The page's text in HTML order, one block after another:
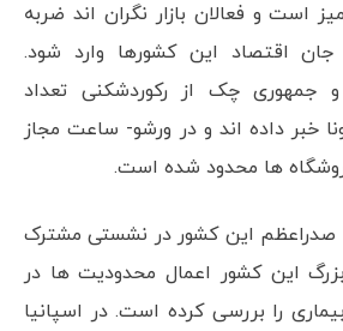
است و فعالان بازار نگران اند ضربه
اقتصاد این کشورها وارد شود.
و جمهوری چک از رکوردشکنی تعداد
خبر داده اند و در ورشو- ساعت مجاز
ها محدود شده است.
صدراعظم این کشور در نشستی مشترک
۱۱ شهر بزرگ این کشور اعمال محدودیت ها در
را بررسی کرده است. در اسپانیا